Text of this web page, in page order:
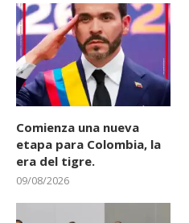
Comienza una nueva
etapa para Colombia, la
era del tigre.
09/08/2026